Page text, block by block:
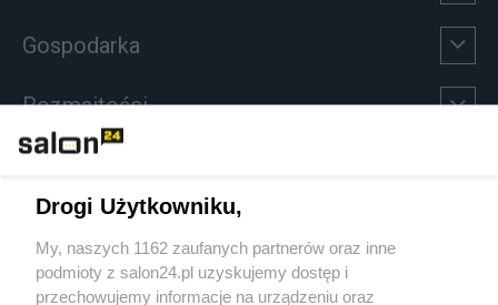
Gospodarka
Rozmaitości
Sport
Społeczeństwo
Drogi Użytkowniku,
My, naszych 1162 zaufanych partnerów oraz inne
podmioty z salon24.pl uzyskujemy dostęp i
przechowujemy informacje na urządzeniu oraz